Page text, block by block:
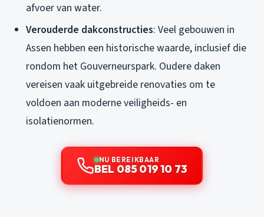
afvoer van water.
Verouderde dakconstructies: Veel gebouwen in
Assen hebben een historische waarde, inclusief die
rondom het Gouverneurspark. Oudere daken
vereisen vaak uitgebreide renovaties om te
voldoen aan moderne veiligheids- en
isolatienormen.
NU BEREIKBAAR
BEL 085 019 10 73